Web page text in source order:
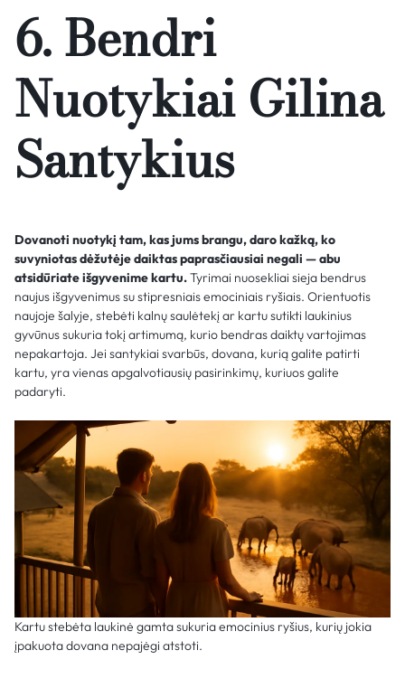
6. Bendri
Nuotykiai Gilina
Santykius
Dovanoti nuotykį tam, kas jums brangu, daro kažką, ko
suvyniotas dėžutėje daiktas paprasčiausiai negali — abu
atsidūriate išgyvenime kartu.Tyrimai nuosekliai sieja bendrus
naujus išgyvenimus su stipresniais emociniais ryšiais. Orientuotis
naujoje šalyje, stebėti kalnų saulėtekį ar kartu sutikti laukinius
gyvūnus sukuria tokį artimumą, kurio bendras daiktų vartojimas
nepakartoja. Jei santykiai svarbūs, dovana, kurią galite patirti
kartu, yra vienas apgalvotiausių pasirinkimų, kuriuos galite
padaryti.
Kartu stebėta laukinė gamta sukuria emocinius ryšius, kurių jokia
įpakuota dovana nepajėgi atstoti.